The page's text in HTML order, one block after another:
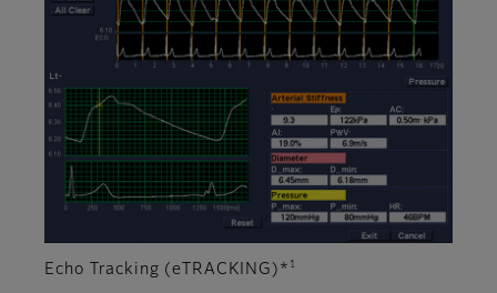
Echo Tracking (eTRACKING)* 1